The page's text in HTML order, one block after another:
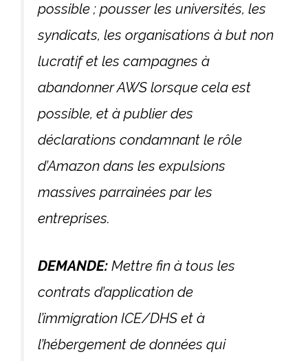
possible ; pousser les universités, les
syndicats, les organisations à but non
lucratif et les campagnes à
abandonner AWS lorsque cela est
possible, et à publier des
déclarations condamnant le rôle
d’Amazon dans les expulsions
massives parrainées par les
entreprises.
DEMANDE: Mettre fin à tous les
contrats d’application de
l’immigration ICE/DHS et à
l’hébergement de données qui